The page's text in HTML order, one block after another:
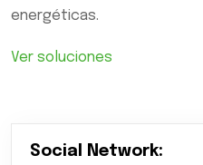
energéticas.
Ver soluciones
Social Network: